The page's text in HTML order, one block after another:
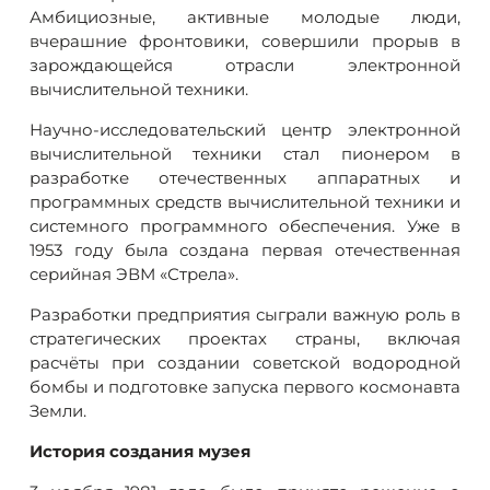
Амбициозные, активные молодые люди,
вчерашние фронтовики, совершили прорыв в
зарождающейся отрасли электронной
вычислительной техники.
Научно-исследовательский центр электронной
вычислительной техники стал пионером в
разработке отечественных аппаратных и
программных средств вычислительной техники и
системного программного обеспечения. Уже в
1953 году была создана первая отечественная
серийная ЭВМ «Стрела».
Разработки предприятия сыграли важную роль в
стратегических проектах страны, включая
расчёты при создании советской водородной
бомбы и подготовке запуска первого космонавта
Земли.
История создания музея